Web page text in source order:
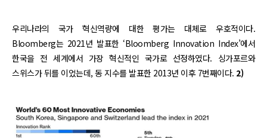
우리나라의 국가 혁신역량에 대한 평가는 대체로 우호적이다.
Bloomberg는 2021년 발표한 ‘Bloomberg Innovation Index’에서
한국을 전 세계에서 가장 혁신적인 국가로 선정하였다. 싱가포르와
스위스가 뒤를 이었는데, 동 지수를 발표한 2013년 이후 7번째이다. 2)